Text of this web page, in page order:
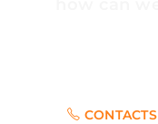
CONTACTS